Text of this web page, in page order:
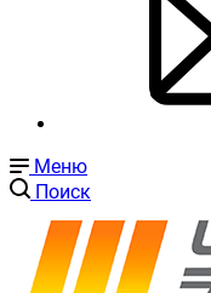
Меню
Поиск